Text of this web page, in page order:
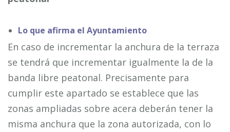
Lo que afirma el Ayuntamiento
En caso de incrementar la anchura de la terraza
se tendrá que incrementar igualmente la de la
banda libre peatonal. Precisamente para
cumplir este apartado se establece que las
zonas ampliadas sobre acera deberán tener la
misma anchura que la zona autorizada, con lo